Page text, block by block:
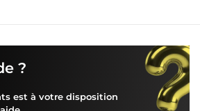
?
est à votre disposition